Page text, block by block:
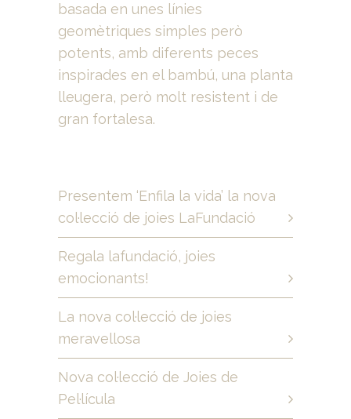
basada en unes línies
geomètriques simples però
potents, amb diferents peces
inspirades en el bambú, una planta
lleugera, però molt resistent i de
gran fortalesa.
Presentem ‘Enfila la vida’ la nova
col·lecció de joies LaFundació
Regala lafundació, joies
emocionants!
La nova col·lecció de joies
meravellosa
Nova col·lecció de Joies de
Pel·lícula